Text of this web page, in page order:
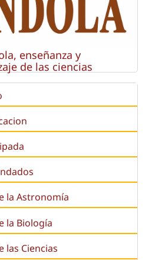
enseñanza y
de las ciencias
la Astronomía
la Biología
las Ciencias